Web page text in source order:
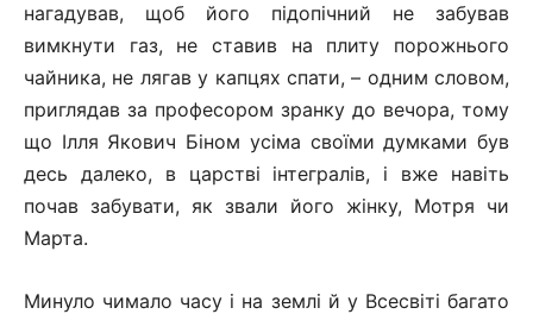
нагадував, щоб його підопічний не забував
вимкнути газ, не ставив на плиту порожнього
чайника, не лягав у капцях спати, – одним словом,
приглядав за професором зранку до вечора, тому
що Ілля Якович Біном усіма своїми думками був
десь далеко, в царстві інтегралів, і вже навіть
почав забувати, як звали його жінку, Мотря чи
Марта.
Минуло чимало часу і на землі й у Всесвіті багато